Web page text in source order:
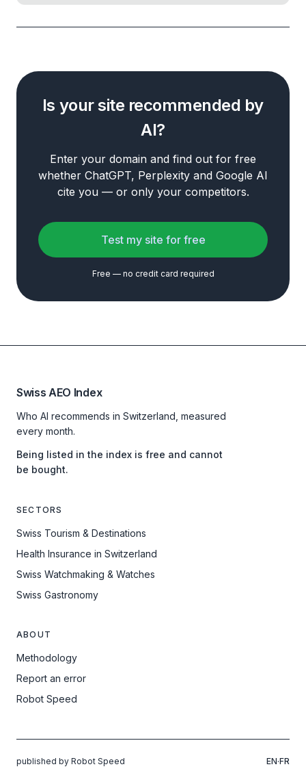
Is your site recommended by
AI?
Enter your domain and find out for free
whether ChatGPT, Perplexity and Google AI
cite you — or only your competitors.
Test my site for free
Free — no credit card required
Swiss AEO Index
Who AI recommends in Switzerland, measured
every month.
Being listed in the index is free and cannot
be bought.
SECTORS
Swiss Tourism & Destinations
Health Insurance in Switzerland
Swiss Watchmaking & Watches
Swiss Gastronomy
ABOUT
Methodology
Report an error
Robot Speed
published by Robot Speed EN·FR